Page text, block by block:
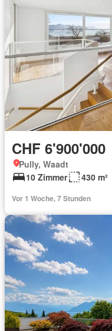
CHF 6'900'000
Pully, Waadt
10 Zimmer
430 m²
Vor 1 Woche, 7 Stunden